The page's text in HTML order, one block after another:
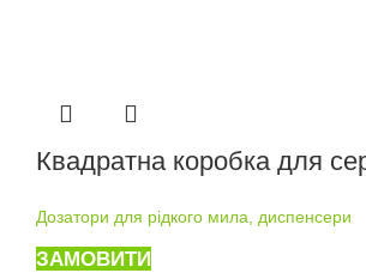
Квадратна коробка для
Дозатори для рідкого мила, диспенсери
ЗАМОВИТИ